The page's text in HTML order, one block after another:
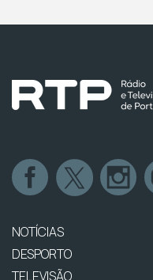
NOTÍCIAS
DESPORTO
TELEVISÃO